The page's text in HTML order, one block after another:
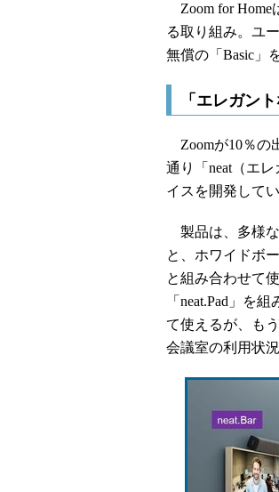
Zoom for Home
る取り組み。ユ
無償の「Basic」
「エレガン
Zoomが10％の
通り「neat（エ
イスを開発してい
製品は、多様な
と、ホワイドボ
と組み合わせて
「neat.Pad」を
て使えるが、も
会議室の利用状